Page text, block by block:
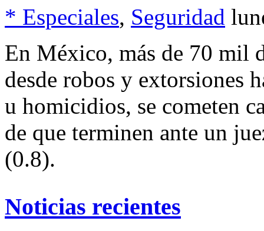
* Especiales, Seguridad
En México, más de 70 mil
desde robos y extorsiones
u homicidios, se cometen
de que terminen ante un
(0.8).
Noticias recientes